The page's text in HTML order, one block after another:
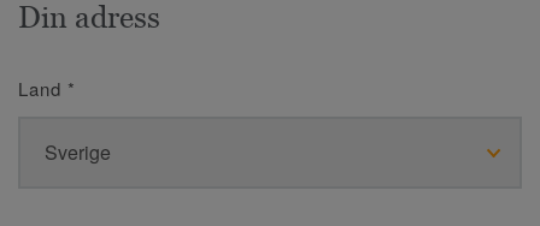
Din adress
Land *